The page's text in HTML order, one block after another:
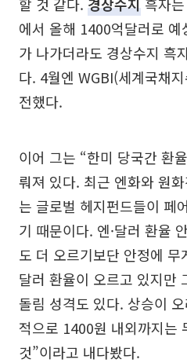
에서 올해 1400억달러로
가 나가더라도 경상수지 흑
다. 4월엔 WGBI(세계국채
전했다.
이어 그는 “한미 당국간 환
뤄져 있다. 최근 엔화와 원
는 글로벌 헤지펀드들이 페
기 때문이다. 엔·달러 환율
도 더 오르기보단 안정에 무
달러 환율이 오르고 있지만
돌림 성격도 있다. 상승이
적으로 1400원 내외까지는
것”이라고 내다봤다.